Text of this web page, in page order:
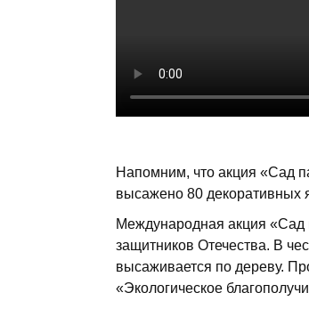
Напомним, что акция «Сад
высажено 80 декоративных
Международная акция «Сад
защитников Отечества. В
высаживается по дереву.
«Экологическое